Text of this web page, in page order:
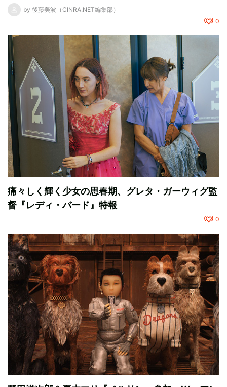
by 後藤美波（CINRA.NET編集部）
0
痛々しく輝く少女の思春期、グレタ・ガーウィグ監
督『レディ・バード』特報
0